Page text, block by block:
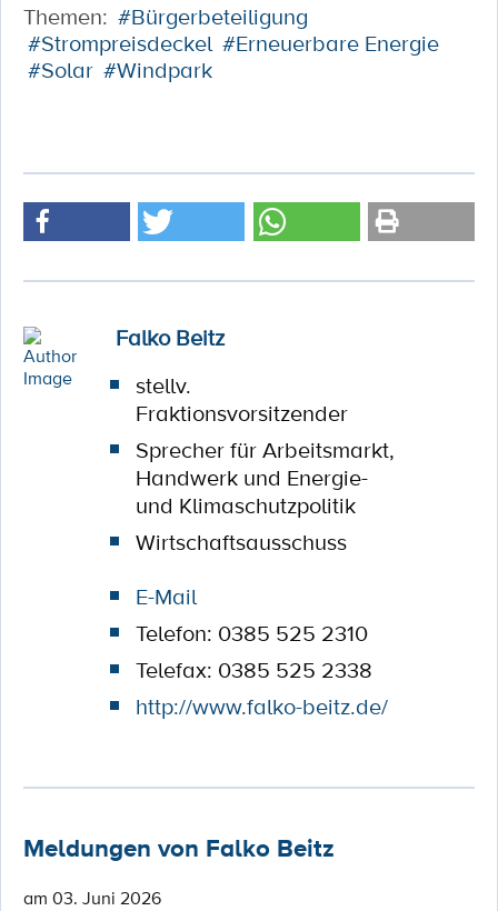
Themen: #Bürgerbeteiligung
#Strompreisdeckel #Erneuerbare Energie
#Solar #Windpark
Falko Beitz
stellv.
Fraktionsvorsitzender
Sprecher für Arbeitsmarkt,
Handwerk und Energie-
und Klimaschutzpolitik
Wirtschaftsausschuss
E-Mail
Telefon: 0385 525 2310
Telefax: 0385 525 2338
http://www.falko-beitz.de/
Meldungen von Falko Beitz
am 03. Juni 2026